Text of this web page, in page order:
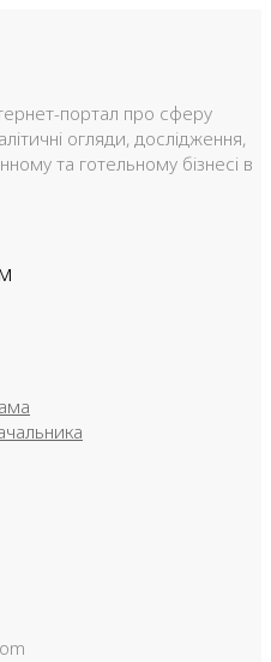
портал про сферу
огляди, дослідження,
та готельному бізнесі в